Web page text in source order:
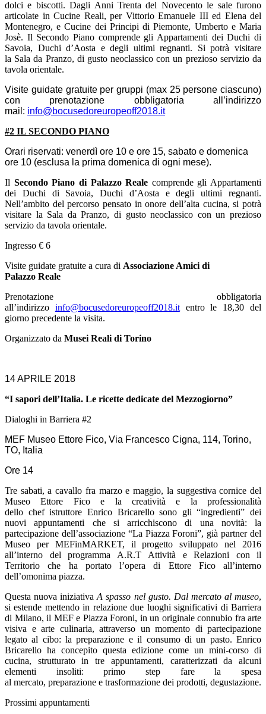
dolci e biscotti. Dagli Anni Trenta del Novecento le sale furono
articolate in Cucine Reali, per Vittorio Emanuele III ed Elena del
Montenegro, e Cucine dei Principi di Piemonte, Umberto e Maria
Josè. Il Secondo Piano comprende gli Appartamenti dei Duchi di
Savoia, Duchi d’Aosta e degli ultimi regnanti. Si potrà visitare
la Sala da Pranzo, di gusto neoclassico con un prezioso servizio da
tavola orientale.
Visite guidate gratuite per gruppi (max 25 persone ciascuno)
con prenotazione obbligatoria all’indirizzo
mail: info@bocusedoreuropeoff2018.it
#2 IL SECONDO PIANO
Orari riservati: venerdì ore 10 e ore 15, sabato e domenica
ore 10 (esclusa la prima domenica di ogni mese).
Il Secondo Piano di Palazzo Reale comprende gli Appartamenti
dei Duchi di Savoia, Duchi d’Aosta e degli ultimi regnanti.
Nell’ambito del percorso pensato in onore dell’alta cucina, si potrà
visitare la Sala da Pranzo, di gusto neoclassico con un prezioso
servizio da tavola orientale.
Ingresso € 6
Visite guidate gratuite a cura di Associazione Amici di
Palazzo Reale
Prenotazione obbligatoria
all’indirizzo info@bocusedoreuropeoff2018.itentro le 18,30 del
giorno precedente la visita.
Organizzato da Musei Reali di Torino
14 APRILE 2018
“I sapori dell’Italia. Le ricette dedicate del Mezzogiorno”
Dialoghi in Barriera #2
MEF Museo Ettore Fico, Via Francesco Cigna, 114, Torino,
TO, Italia
Ore 14
Tre sabati, a cavallo fra marzo e maggio, la suggestiva cornice del
Museo Ettore Fico e la creatività e la professionalità
dello chef istruttore Enrico Bricarello sono gli “ingredienti” dei
nuovi appuntamenti che si arricchiscono di una novità: la
partecipazione dell’associazione “La Piazza Foroni”, già partner del
Museo per MEFinMARKET, il progetto sviluppato nel 2016
all’interno del programma A.R.T Attività e Relazioni con il
Territorio che ha portato l’opera di Ettore Fico all’interno
dell’omonima piazza.
Questa nuova iniziativaA spasso nel gusto. Dal mercato al museo,
si estende mettendo in relazione due luoghi significativi di Barriera
di Milano, il MEF e Piazza Foroni, in un originale connubio fra arte
visiva e arte culinaria, attraverso un momento di partecipazione
legato al cibo: la preparazione e il consumo di un pasto. Enrico
Bricarello ha concepito questa edizione come un mini-corso di
cucina, strutturato in tre appuntamenti, caratterizzati da alcuni
elementi insoliti: primo step fare la spesa
al mercato, preparazione e trasformazione dei prodotti, degustazione.
Prossimi appuntamenti